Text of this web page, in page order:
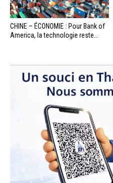
CHINE – ÉCONOMIE : Pour Bank of
America, la technologie reste...